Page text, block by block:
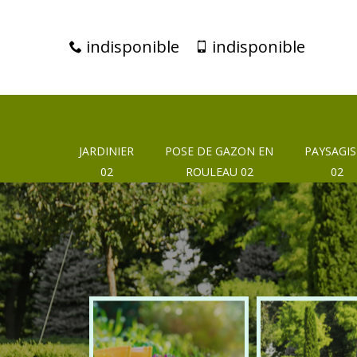
indisponible indisponible
JARDINIER
02
POSE DE GAZON EN
ROULEAU 02
02